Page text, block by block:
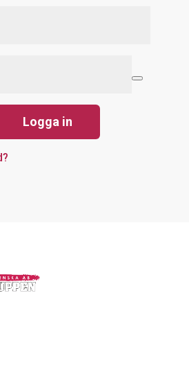
Logga in